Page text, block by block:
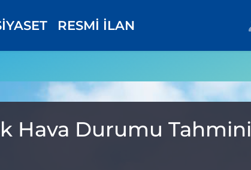
RESMİ İLAN
Hava Durumu Tahmini